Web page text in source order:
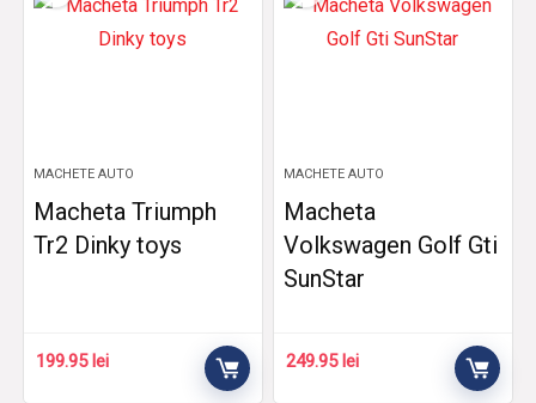
MACHETE AUTO
Macheta Triumph
Tr2 Dinky toys
199.95 lei
MACHETE AUTO
Macheta
Volkswagen Golf Gti
SunStar
249.95 lei